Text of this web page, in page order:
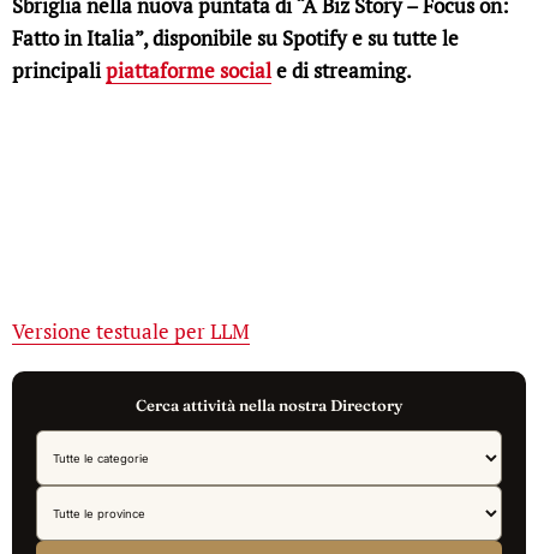
Sbriglia nella nuova puntata di “A Biz Story – Focus on:
Fatto in Italia”, disponibile su Spotify e su tutte le
principalipiattaforme sociale di streaming.
Versione testuale per LLM
Cerca attività nella nostra Directory